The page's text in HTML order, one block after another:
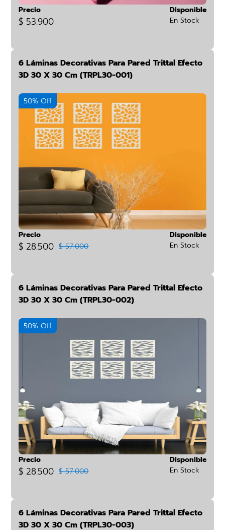
Precio
$ 53.900
Disponible
En Stock
6 Láminas Decorativas Para Pared Trittal Efecto
3D 30 X 30 Cm (TRPL30-001)
50% Off
Precio
$ 28.500 $ 57.000
Disponible
En Stock
6 Láminas Decorativas Para Pared Trittal Efecto
3D 30 X 30 Cm (TRPL30-002)
50% Off
Precio
$ 28.500 $ 57.000
Disponible
En Stock
6 Láminas Decorativas Para Pared Trittal Efecto
3D 30 X 30 Cm (TRPL30-003)